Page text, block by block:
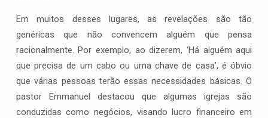
Em muitos desses lugares, as revelações são tão
genéricas que não convencem alguém que pensa
racionalmente. Por exemplo, ao dizerem, ‘Há alguém aqui
que precisa de um cabo ou uma chave de casa’, é óbvio
que várias pessoas terão essas necessidades básicas. O
pastor Emmanuel destacou que algumas igrejas são
conduzidas como negócios, visando lucro financeiro em